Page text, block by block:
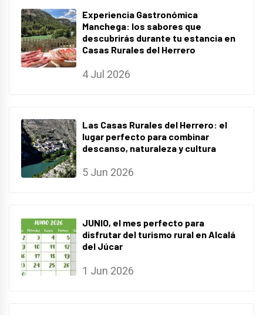
Experiencia Gastronómica
Manchega: los sabores que
descubrirás durante tu estancia en
Casas Rurales del Herrero
4 Jul 2026
Las Casas Rurales del Herrero: el
lugar perfecto para combinar
descanso, naturaleza y cultura
5 Jun 2026
JUNIO, el mes perfecto para
disfrutar del turismo rural en Alcalá
del Júcar
1 Jun 2026